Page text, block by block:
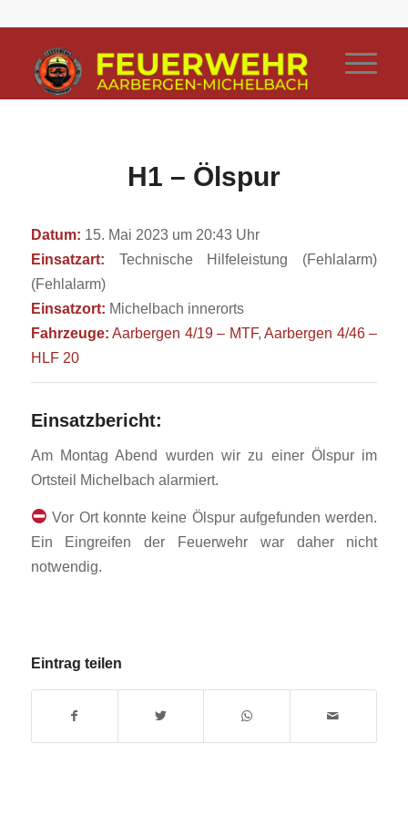
H1 – Ölspur
Datum: 15. Mai 2023 um 20:43 Uhr
Einsatzart: Technische Hilfeleistung (Fehlalarm)
(Fehlalarm)
Einsatzort: Michelbach innerorts
Fahrzeuge: Aarbergen 4/19 – MTF,Aarbergen 4/46 –
HLF 20
Einsatzbericht:
Am Montag Abend wurden wir zu einer Ölspur im
Ortsteil Michelbach alarmiert.
Vor Ort konnte keine Ölspur aufgefunden werden.
Ein Eingreifen der Feuerwehr war daher nicht
notwendig.
Eintrag teilen